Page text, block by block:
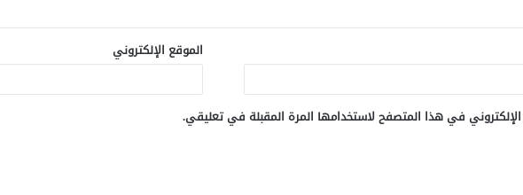
الموقع الإلكتروني
في هذا المتصفح لاستخدامها المرة المقبلة في تعليقي.